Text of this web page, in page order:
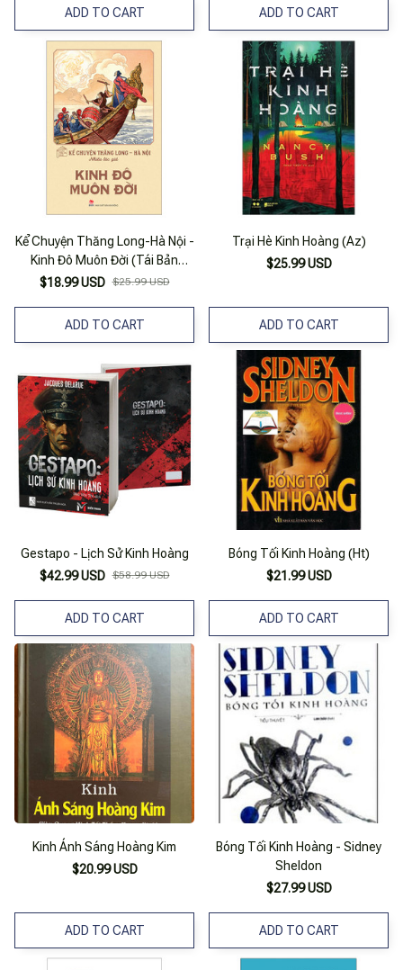
ADD TO CART ADD TO CART
Kể Chuyện Thăng Long-Hà Nội -
Kinh Đô Muôn Đời (Tái Bản
2024)
$18.99 USD $25.99 USD
ADD TO CART
Trại Hè Kinh Hoàng (Az)
$25.99 USD
ADD TO CART
Gestapo - Lịch Sử Kinh Hoàng
$42.99 USD $58.99 USD
ADD TO CART
Bóng Tối Kinh Hoàng (Ht)
$21.99 USD
ADD TO CART
Kinh Ánh Sáng Hoàng Kim
$20.99 USD
ADD TO CART
Bóng Tối Kinh Hoàng - Sidney
Sheldon
$27.99 USD
ADD TO CART